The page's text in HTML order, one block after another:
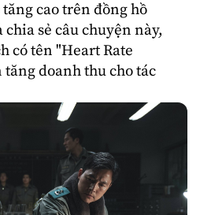
cao trên đồng hồ
sẻ câu chuyện này,
có tên "Heart Rate
doanh thu cho tác